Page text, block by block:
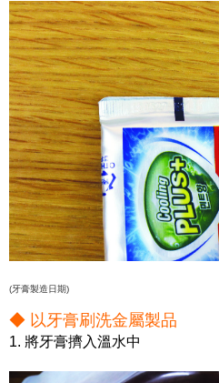
(牙膏製造日期)
◆ 以牙膏刷洗金屬製品
1. 將牙膏擠入溫水中